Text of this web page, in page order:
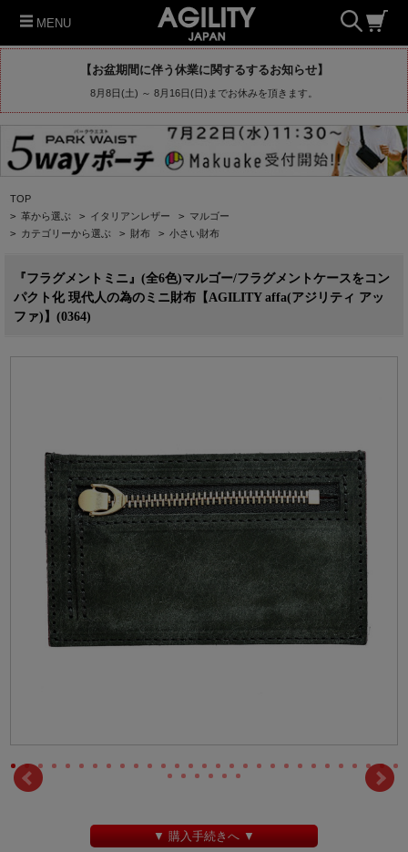
MENU
【お盆期間に伴う休業に関するするお知らせ】
8月8日(土) ～ 8月16日(日)までお休みを頂きます。
TOP
> 革から選ぶ > イタリアンレザー > マルゴー
> カテゴリーから選ぶ > 財布 > 小さい財布
『フラグメントミニ』(全6色)マルゴー/フラグメントケースをコン
パクト化 現代人の為のミニ財布【AGILITY affa(アジリティ アッ
ファ)】(0364)
▼ 購入手続きへ ▼